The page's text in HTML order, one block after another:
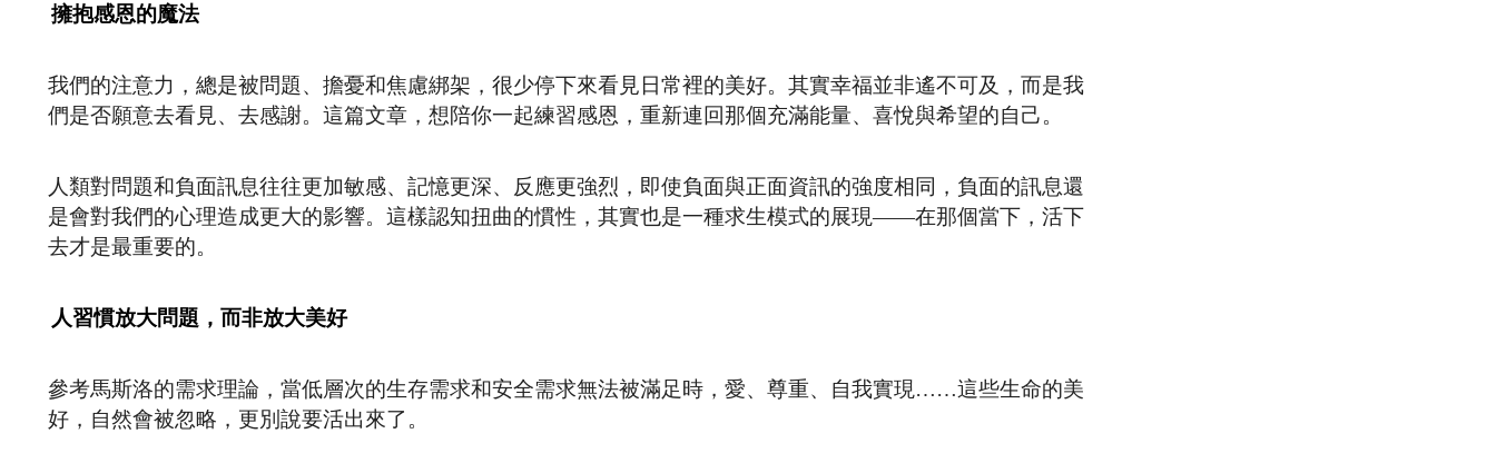
擁抱感恩的魔法
我們的注意力，總是被問題、擔憂和焦慮綁架，很少停下來看見日常裡的美好。其實幸福並非遙不可及，而是我
們是否願意去看見、去感謝。這篇文章，想陪你一起練習感恩，重新連回那個充滿能量、喜悅與希望的自己。
人類對問題和負面訊息往往更加敏感、記憶更深、反應更強烈，即使負面與正面資訊的強度相同，負面的訊息還
是會對我們的心理造成更大的影響。這樣認知扭曲的慣性，其實也是一種求生模式的展現——在那個當下，活下
去才是最重要的。
人習慣放大問題，而非放大美好
參考馬斯洛的需求理論，當低層次的生存需求和安全需求無法被滿足時，愛、尊重、自我實現……這些生命的美
好，自然會被忽略，更別說要活出來了。